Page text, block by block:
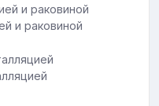
и раковиной